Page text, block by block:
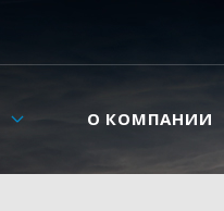
О КОМПАНИИ